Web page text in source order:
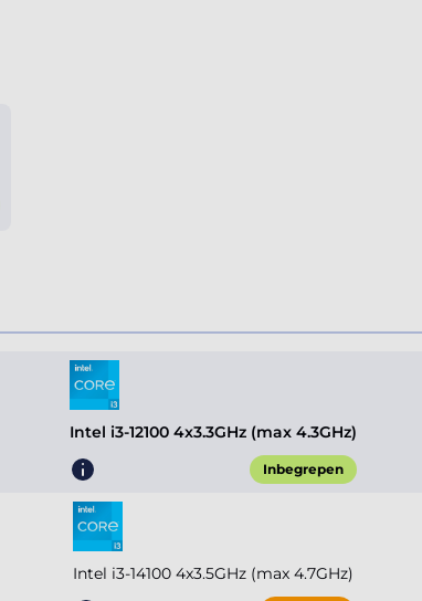
Intel i3-12100 4x3.3GHz (max 4.3GHz)
Inbegrepen
Intel i3-14100 4x3.5GHz (max 4.7GHz)